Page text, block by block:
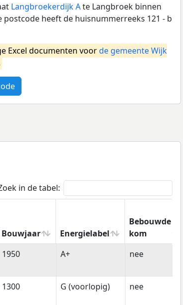
Langbroekerdijk Ate Langbroek binnen
heeft de huisnummerreeks 121 - b
Excel documenten voorde gemeente Wijk
in de tabel:
Bouwjaar Energielabel
Bebouwde
kom
Bouwjaar Energielabel
Bebouwde
1950 A+ nee
1300 G (voorlopig) nee